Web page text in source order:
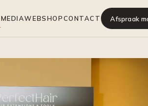
MEDIAWEBSHOPCONTACT Afspraak